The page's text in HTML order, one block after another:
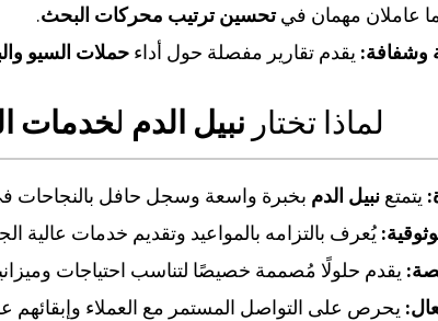
عاملان مهمان فيتحسين ترتيب محركات البحث.
وشفافة: يقدم تقارير مفصلة حول أداء حملات السيو
لماذا تختار نبيل الدم لخدمات
يتمتع نبيل الدم بخبرة واسعة وسجل حافل بالنجاحات
يُعرف بالتزامه بالمواعيد وتقديم خدمات عالية
يقدم حلولًا مُصممة خصيصًا لتناسب احتياجات
يحرص على التواصل المستمر مع العملاء وإبقائهم